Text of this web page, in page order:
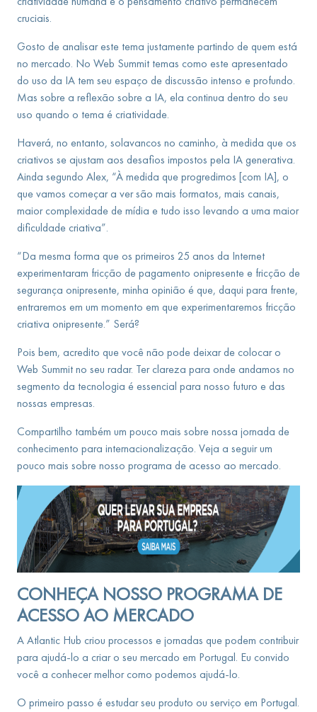
cruciais.
Gosto de analisar este tema justamente partindo de quem está
no mercado. No Web Summit temas como este apresentado
do uso da IA tem seu espaço de discussão intenso e profundo.
Mas sobre a reflexão sobre a IA, ela continua dentro do seu
uso quando o tema é criatividade.
Haverá, no entanto, solavancos no caminho, à medida que os
criativos se ajustam aos desafios impostos pela IA generativa.
Ainda segundo Alex, “À medida que progredimos [com IA], o
que vamos começar a ver são mais formatos, mais canais,
maior complexidade de mídia e tudo isso levando a uma maior
dificuldade criativa”.
“Da mesma forma que os primeiros 25 anos da Internet
experimentaram fricção de pagamento onipresente e fricção de
segurança onipresente, minha opinião é que, daqui para frente,
entraremos em um momento em que experimentaremos fricção
criativa onipresente.” Será?
Pois bem, acredito que você não pode deixar de colocar o
Web Summit no seu radar. Ter clareza para onde andamos no
segmento da tecnologia é essencial para nosso futuro e das
nossas empresas.
Compartilho também um pouco mais sobre nossa jornada de
conhecimento para internacionalização. Veja a seguir um
pouco mais sobre nosso programa de acesso ao mercado.
CONHEÇA NOSSO PROGRAMA DE
ACESSO AO MERCADO
A Atlantic Hub criou processos e jornadas que podem contribuir
para ajudá-lo a criar o seu mercado em Portugal. Eu convido
você a conhecer melhor como podemos ajudá-lo.
O primeiro passo é estudar seu produto ou serviço em Portugal.